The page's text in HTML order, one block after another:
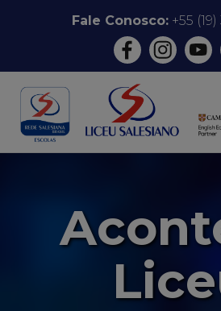
conteúdo
Fale Conosco:+55